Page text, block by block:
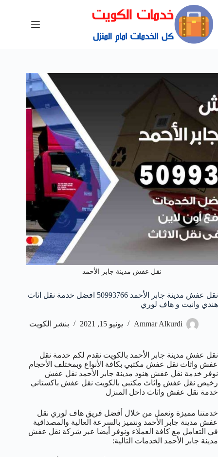
نقل عفش مدينة جابر الأحمد
نقل عفش مدينة جابر الأحمد 50993766 افضل خدمة نقل اثاث
هندي وانيت و هاف لوري
Ammar Alkurdi يونيو 15, 2021 بنشر الكويت
نقل عفش مدينة جابر الأحمد بالكويت نقدم لكم خدمة نقل
عفش واثاث نقل عفش مكتبي بكافة الأنواع وبمختلف الأحجام
نوفر خدمة نقل عفش هنود مدينة جابر الأحمد نقل عفش
رخيص نقل عفش واثاث مكتبي بالكويت نقل عفش باكستاني
خدمة نقل عفش واثاث داخل المنزل
خدمتنا مميزة ونعمل من خلال أفضل فريق هاف لوري نقل
عفش مدينة جابر الأحمد ونتميز بالسرعة العالية والمصداقية
في التعامل مع كافة العملاء ونوفر أيضا عبر شركة نقل عفش
مدينة جابر الأحمد الخدمات التالية: